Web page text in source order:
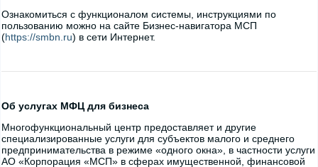
Ознакомиться с функционалом системы, инструкциями по
пользованию можно на сайте Бизнес-навигатора МСП
(https://smbn.ru) в сети Интернет.
Об услугах МФЦ для бизнеса
Многофункциональный центр предоставляет и другие
специализированные услуги для субъектов малого и среднего
предпринимательства в режиме «одного окна», в частности услуги
АО «Корпорация «МСП» в сферах имущественной, финансовой